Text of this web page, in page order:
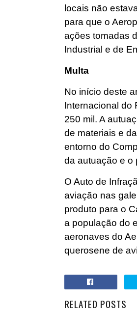
locais não
para que o
ações tomadas
Industrial e de
Multa
No início deste
Internacional do
250 mil. A
de materiais e
entorno do
da autuação e o
O Auto de
aviação nas
produto para o
a população do
aeronaves do
querosene de
RELATED POSTS